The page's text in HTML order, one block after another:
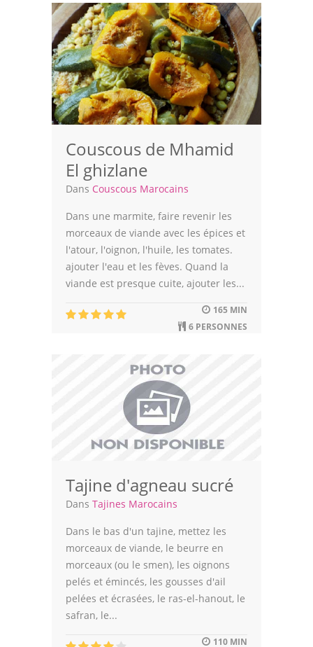
Couscous de Mhamid
El ghizlane
Dans Couscous Marocains
Dans une marmite, faire revenir les
morceaux de viande avec les épices et
l'atour, l'oignon, l'huile, les tomates.
ajouter l'eau et les fèves. Quand la
viande est presque cuite, ajouter les...
165 MIN
6 PERSONNES
Tajine d'agneau sucré
Dans Tajines Marocains
Dans le bas d'un tajine, mettez les
morceaux de viande, le beurre en
morceaux (ou le smen), les oignons
pelés et émincés, les gousses d'ail
pelées et écrasées, le ras-el-hanout, le
safran, le...
110 MIN